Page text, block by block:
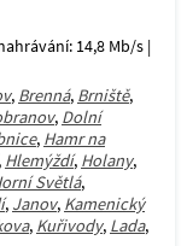
14,8 Mb/s |
, Brenná, Brniště,
, Dolní
, Hamr na
Hlemýždí, Holany,
Světlá,
, Janov, Kamenický
, Kuřivody, Lada,